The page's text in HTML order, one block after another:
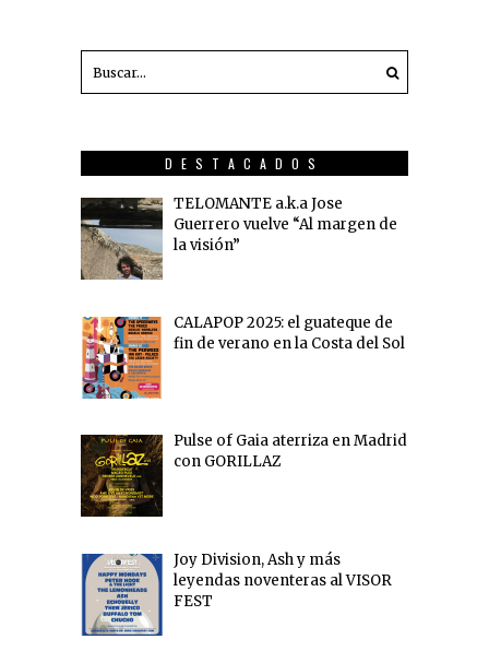
DESTACADOS
TELOMANTE a.k.a Jose
Guerrero vuelve “Al margen de
la visión”
CALAPOP 2025: el guateque de
fin de verano en la Costa del Sol
Pulse of Gaia aterriza en Madrid
con GORILLAZ
Joy Division, Ash y más
leyendas noventeras al VISOR
FEST